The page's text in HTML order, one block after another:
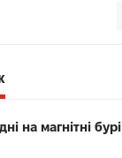
на магнітні бурі